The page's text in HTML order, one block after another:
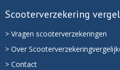
Scooterverzekering
> Vragen scooterverzekeringen
> Over
> Contact